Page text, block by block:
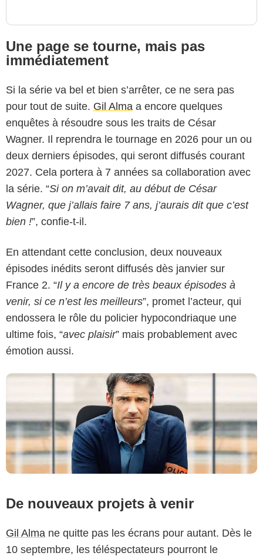
Une page se tourne, mais pas
immédiatement
Si la série va bel et bien s’arrêter, ce ne sera pas
pour tout de suite. Gil Alma a encore quelques
enquêtes à résoudre sous les traits de César
Wagner. Il reprendra le tournage en 2026 pour un ou
deux derniers épisodes, qui seront diffusés courant
2027. Cela portera à 7 années sa collaboration avec
la série. “Si on m’avait dit, au début de César
Wagner, que j’allais faire 7 ans, j’aurais dit que c’est
bien !”, confie-t-il.
En attendant cette conclusion, deux nouveaux
épisodes inédits seront diffusés dès janvier sur
France 2. “Il y a encore de très beaux épisodes à
venir, si ce n’est les meilleurs”, promet l’acteur, qui
endossera le rôle du policier hypocondriaque une
ultime fois, “avec plaisir” mais probablement avec
émotion aussi.
De nouveaux projets à venir
Gil Alma ne quitte pas les écrans pour autant. Dès le
10 septembre, les téléspectateurs pourront le